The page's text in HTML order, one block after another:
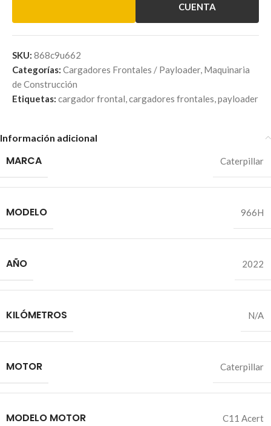
CUENTA
SKU: 868c9u662
Categorías: Cargadores Frontales / Payloader, Maquinaria
de Construcción
Etiquetas: cargador frontal,cargadores frontales,payloader
Información adicional
MARCA Caterpillar
MODELO 966H
AÑO 2022
KILÓMETROS N/A
MOTOR Caterpillar
MODELO MOTOR C11 Acert